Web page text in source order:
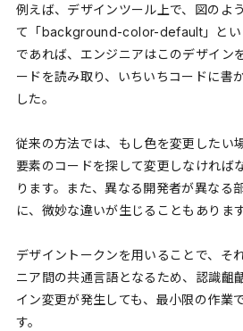
例えば、デザインツール上で、図のよ
て「background-color-default」とい
であれば、エンジニアはこのデザイン
ードを読み取り、いちいちコードに書
した。
従来の方法では、もし色を変更したい
要素のコードを探して変更しなければ
ります。また、異なる開発者が異なる
に、微妙な違いが生じることもあります
デザイントークンを用いることで、そ
ニア間の共通言語となるため、認識齟
イン変更が発生しても、最小限の作業
す。